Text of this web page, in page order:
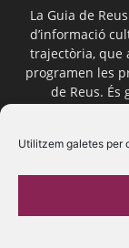
Utilitzem galetes per
La Guia de
d’informació
trajectòria, que
programen les
de Reus.